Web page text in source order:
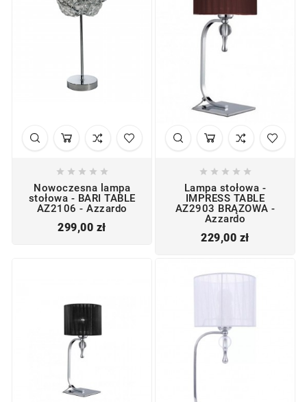
    
Nowoczesna lampa
stołowa - BARI TABLE
AZ2106 - Azzardo
299,00 złCena
    
Lampa stołowa -
IMPRESS TABLE
AZ2903 BRĄZOWA -
Azzardo
229,00 złCena